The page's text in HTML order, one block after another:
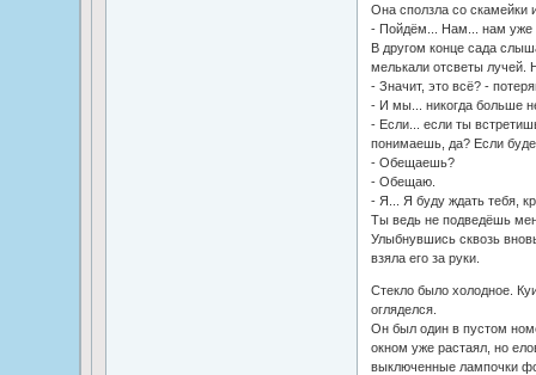
Она сползла со скамейки
- Пойдём... Нам... нам уже
В другом конце сада
мелькали отсветы лучей.
- Значит, это всё? -
- И мы... никогда больше
- Если... если ты
понимаешь, да? Если
- Обещаешь?
- Обещаю.
- Я... Я буду ждать тебя,
Ты ведь не подведёшь
Улыбнувшись сквозь
взяла его за руки.
Стекло было холодное.
огляделся.
Он был один в пустом
окном уже растаял, но
выключенные лампочки